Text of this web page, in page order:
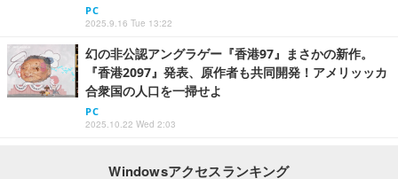
PC
2025.9.16 Tue 13:22
幻の非公認アングラゲー『香港97』まさかの新作。
『香港2097』発表、原作者も共同開発！アメリッッカ
合衆国の人口を一掃せよ
PC
2025.10.22 Wed 2:03
Windowsアクセスランキング